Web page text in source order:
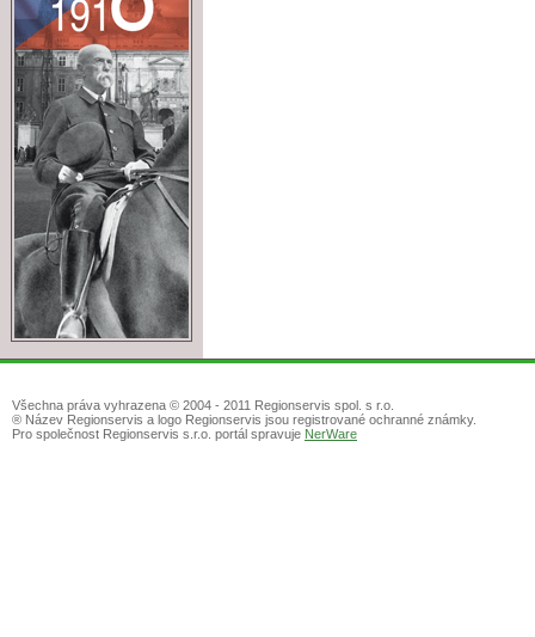
Všechna práva vyhrazena © 2004 - 2011 Regionservis spol. s r.o.
® Název Regionservis a logo Regionservis jsou registrované ochranné známky.
Pro společnost Regionservis s.r.o. portál spravuje NerWare